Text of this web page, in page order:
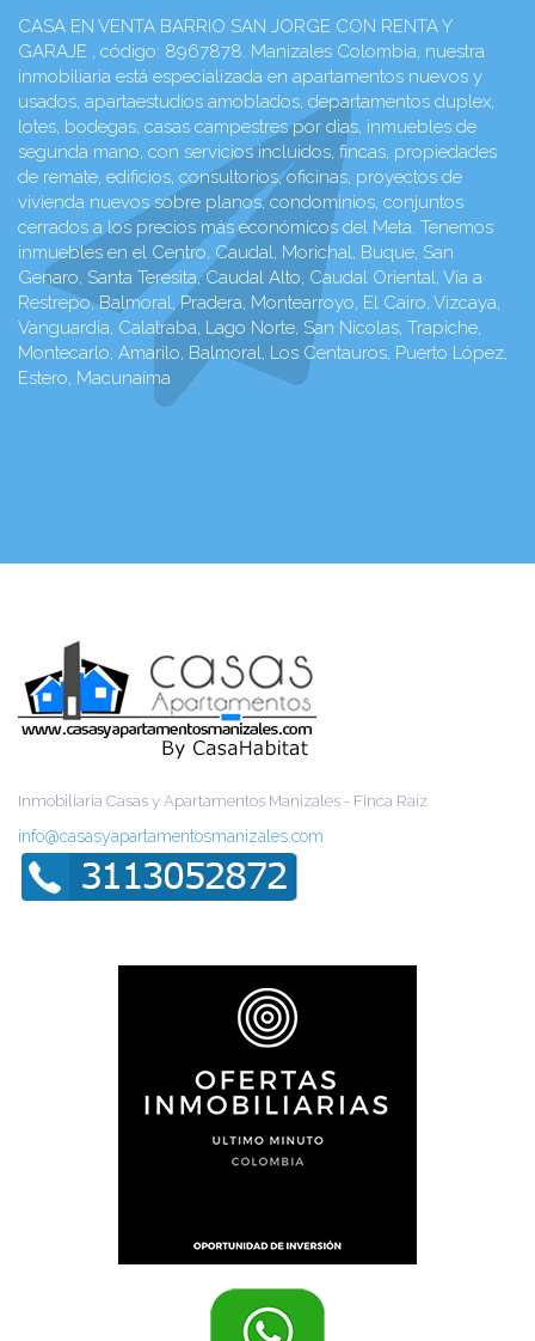
CASA EN VENTA BARRIO SAN JORGE CON RENTA Y
GARAJE , código: 8967878. Manizales Colombia, nuestra
inmobiliaria está especializada en apartamentos nuevos y
usados, apartaestudios amoblados, departamentos duplex,
lotes, bodegas, casas campestres por dias, inmuebles de
segunda mano, con servicios incluidos, fincas, propiedades
de remate, edificios, consultorios, oficinas, proyectos de
vivienda nuevos sobre planos, condominios, conjuntos
cerrados a los precios más económicos del Meta. Tenemos
inmuebles en el Centro, Caudal, Morichal, Buque, San
Genaro, Santa Teresita, Caudal Alto, Caudal Oriental, Vía a
Restrepo, Balmoral, Pradera, Montearroyo, El Cairo, Vizcaya,
Vanguardia, Calatraba, Lago Norte, San Nicolas, Trapiche,
Montecarlo, Amarilo, Balmoral, Los Centauros, Puerto López,
Estero, Macunaíma
Inmobiliaria Casas y Apartamentos Manizales - Finca Raíz
info@casasyapartamentosmanizales.com